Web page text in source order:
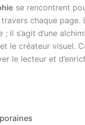
se rencontrent
chaque page.
il s’agit d’une
le créateur visuel.
le lecteur et